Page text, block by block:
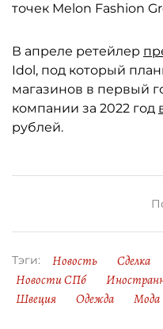
точек Melon Fashion
В апреле ретейлер
Idol, под который
магазинов в первый
компании за 2022 год
рублей.
Тэги: Новость Сделка
Новости СПб
Швеция
Одежда Мода